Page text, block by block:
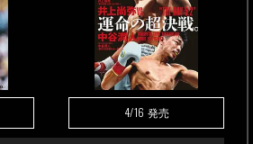
4/16 発売